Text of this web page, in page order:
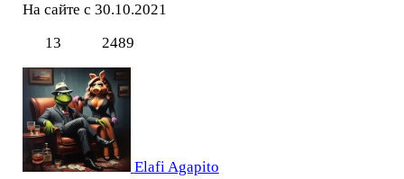
На сайте с 30.10.2021
13
2489
Elafi Agapito